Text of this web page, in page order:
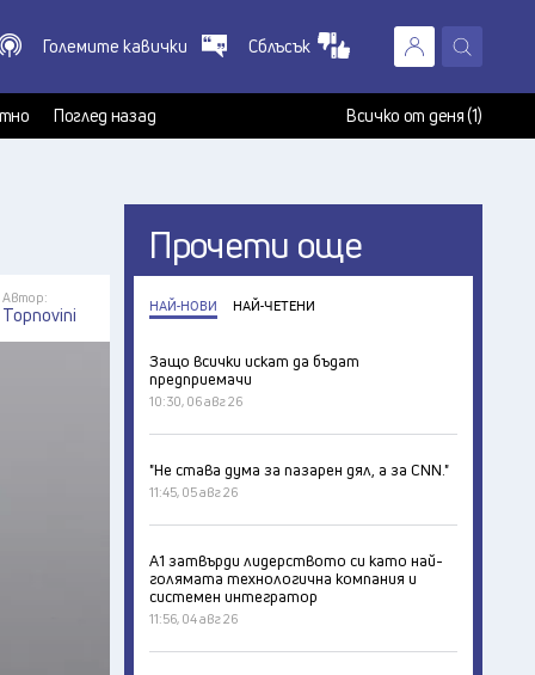
X
Големите кавички Сблъсък
Поглед назад Всичко от деня (1)
Автор:
Topnovini
Прочети още
НАЙ-НОВИ НАЙ-ЧЕТЕНИ
Защо всички искат да бъдат
предприемачи
10:30, 06 авг 26
"Не става дума за пазарен дял, а за CNN."
11:45, 05 авг 26
А1 затвърди лидерството си като най-
голямата технологична компания и
системен интегратор
11:56, 04 авг 26